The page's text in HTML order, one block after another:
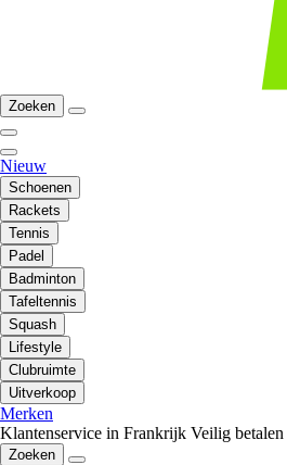
Zoeken
Nieuw
Schoenen
Rackets
Tennis
Padel
Badminton
Tafeltennis
Squash
Lifestyle
Clubruimte
Uitverkoop
Merken
Klantenservice in Frankrijk Veilig betalen
Zoeken